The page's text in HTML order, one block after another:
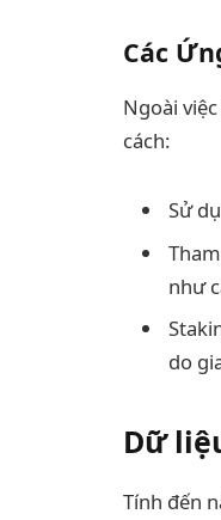
Các
Ngoài
cách:
Sử
như
do
Dữ
Tính đến